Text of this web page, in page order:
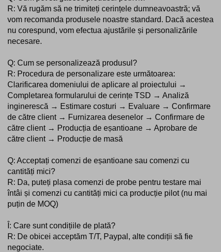
R: Vă rugăm să ne trimiteți cerințele dumneavoastră; vă
vom recomanda produsele noastre standard. Dacă acestea
nu corespund, vom efectua ajustările și personalizările
necesare.
Q: Cum se personalizează produsul?
R: Procedura de personalizare este următoarea:
Clarificarea domeniului de aplicare al proiectului →
Completarea formularului de cerințe TSD → Analiză
inginerescă → Estimare costuri → Evaluare → Confirmare
de către client → Furnizarea desenelor → Confirmare de
către client → Producția de eșantioane → Aprobare de
către client → Producție de masă
Q: Acceptați comenzi de eșantioane sau comenzi cu
cantități mici?
R: Da, puteți plasa comenzi de probe pentru testare mai
întâi și comenzi cu cantități mici ca producție pilot (nu mai
puțin de MOQ)
Î: Care sunt condițiile de plată?
R: De obicei acceptăm T/T, Paypal, alte condiții să fie
negociate.